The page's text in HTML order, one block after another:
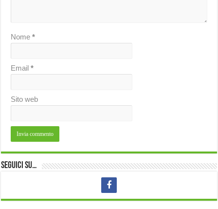
Nome*
Email*
Sito web
Seguici su…